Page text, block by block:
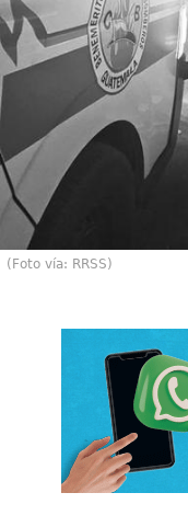
(Foto vía: RRSS)